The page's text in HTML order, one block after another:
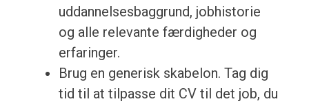
uddannelsesbaggrund, jobhistorie
og alle relevante færdigheder og
erfaringer.
Brug en generisk skabelon. Tag dig
tid til at tilpasse dit CV til det job, du